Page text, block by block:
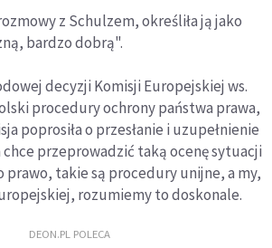
z Schulzem, określiła ją jako
bardzo dobrą".
decyzji Komisji Europejskiej ws.
procedury ochrony państwa prawa,
poprosiła o przesłanie i uzupełnienie
przeprowadzić taką ocenę sytuacji
prawo, takie są procedury unijne, a my,
rozumiemy to doskonale.
DEON.PL POLECA